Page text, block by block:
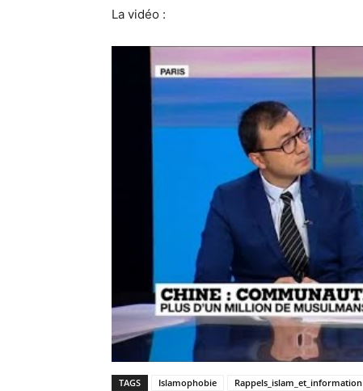
La vidéo :
TAGS Islamophobie Rappels_islam_et_information